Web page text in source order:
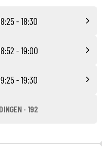
- 18:30
- 19:00
- 19:30
· 192